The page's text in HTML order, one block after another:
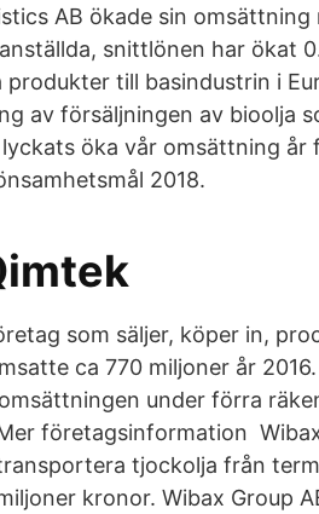
AB ökade sin omsättning
snittlönen har ökat
till basindustrin i
av försäljningen av bioolja
öka vår omsättning år
2018.
som säljer, köper in,
ca 770 miljoner år
under förra
företagsinformation
tjockolja från
kronor. Wibax Group